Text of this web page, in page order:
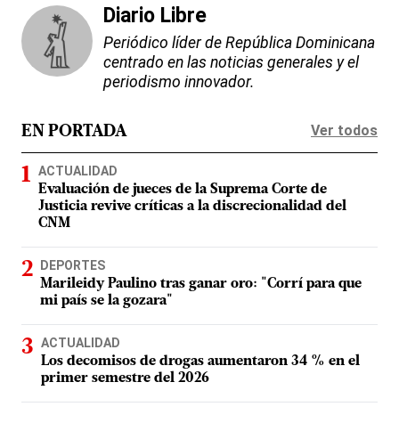
Diario Libre
Periódico líder de República Dominicana
centrado en las noticias generales y el
periodismo innovador.
EN PORTADA Ver todos
ACTUALIDAD
Evaluación de jueces de la Suprema Corte de
Justicia revive críticas a la discrecionalidad del
CNM
DEPORTES
Marileidy Paulino tras ganar oro: "Corrí para que
mi país se la gozara"
ACTUALIDAD
Los decomisos de drogas aumentaron 34 % en el
primer semestre del 2026